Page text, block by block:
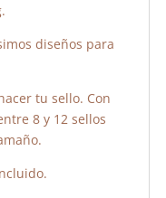
diseños para
tu sello. Con
8 y 12 sellos